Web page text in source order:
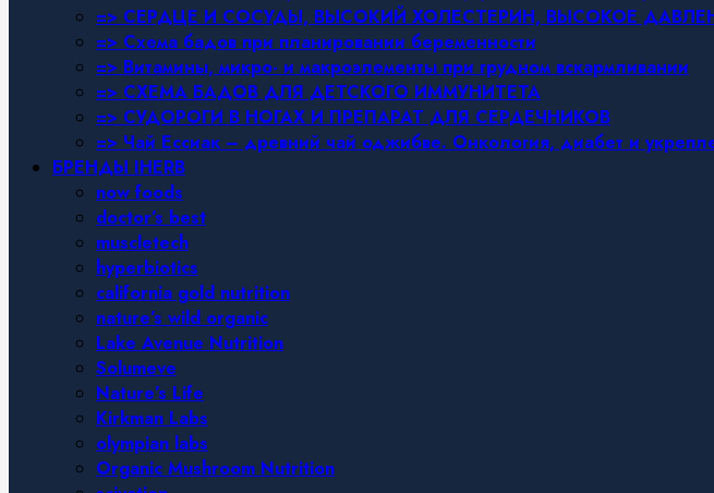
=> СЕРДЦЕ И СОСУДЫ, ВЫСОКИЙ ХОЛЕСТЕРИН, ВЫСОКОЕ
=> Схема бадов при планировании беременности
=> Витамины, микро- и макроэлементы при грудном вскармливании
=> СХЕМА БАДОВ ДЛЯ ДЕТСКОГО ИММУНИТЕТА
=> СУДОРОГИ В НОГАХ И ПРЕПАРАТ ДЛЯ СЕРДЕЧНИКОВ
=> Чай Ессиак – древний чай оджибве. Онкология, диабет и
БРЕНДЫ IHERB
now foods
doctor’s best
muscletech
hyperbiotics
california gold nutrition
nature’s wild organic
Lake Avenue Nutrition
Solumeve
Nature’s Life
Kirkman Labs
olympian labs
Organic Mushroom Nutrition